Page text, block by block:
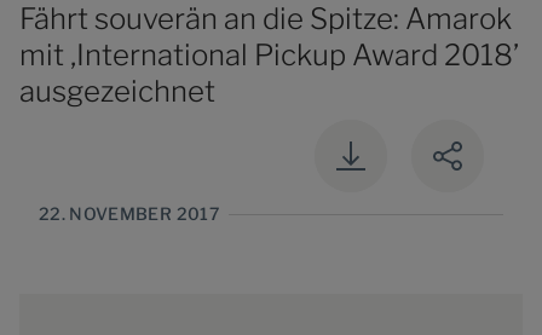
Fährt souverän an die Spitze: Amarok
mit ‚International Pickup Award 2018’
ausgezeichnet
22. NOVEMBER 2017